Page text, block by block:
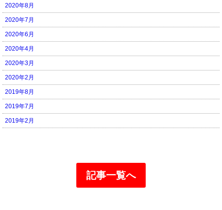
2020年8月
2020年7月
2020年6月
2020年4月
2020年3月
2020年2月
2019年8月
2019年7月
2019年2月
記事一覧へ